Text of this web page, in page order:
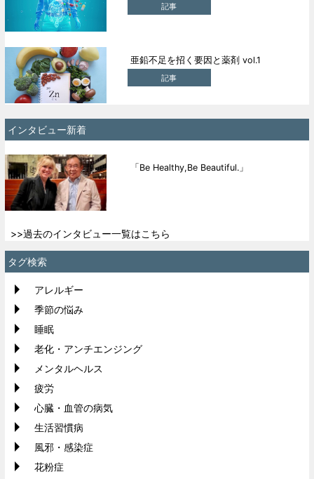
記事
亜鉛不足を招く要因と薬剤 vol.1
記事
インタビュー新着
「Be Healthy,Be Beautiful.」
>>過去のインタビュー一覧はこちら
タグ検索
アレルギー
季節の悩み
睡眠
老化・アンチエンジング
メンタルヘルス
疲労
心臓・血管の病気
生活習慣病
風邪・感染症
花粉症